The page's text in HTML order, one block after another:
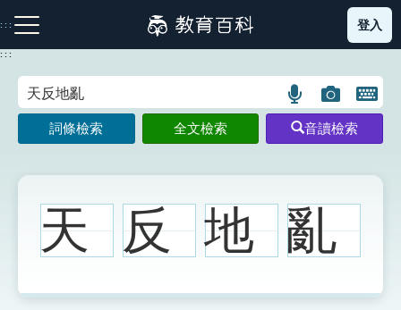
到
主
:::
注音索引圖示 筆畫索引圖示 部首索引表圖示
登入
:::
語
言
搜
示
圖
片
搜
示
開
鍵
圖
詞條檢索 全文檢索 音讀檢索
天 反 地 亂